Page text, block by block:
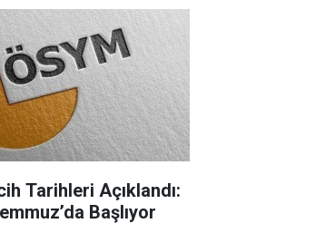
Tarihleri Açıklandı:
Başlıyor